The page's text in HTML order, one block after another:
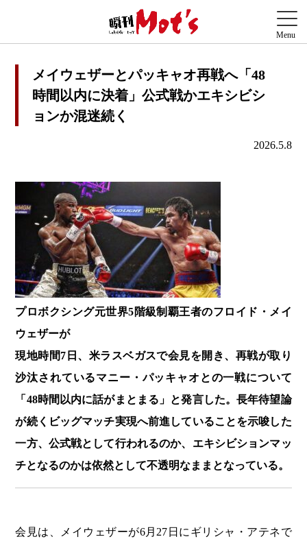
メイウェザーとパッキャオ再戦へ「48
時間以内に決着」公式戦かエキシビシ
ョンか混迷続く
2026.5.8
プロボクシング元世界5階級制覇王者のフロイド・メイ
ウェザーが
現地時間7日、米ラスベガスで会見を開き、再戦が取り
沙汰されているマニー・パッキャオとの一戦について
「48時間以内に話がまとまる」と発言した。長年待望論
が続くビッグマッチ実現へ前進していることを示唆した
一方、公式戦として行われるのか、エキシビションマッ
チとなるのかは依然として不透明なままとなっている。
会見は、メイウェザーが6月27日にギリシャ・アテネで